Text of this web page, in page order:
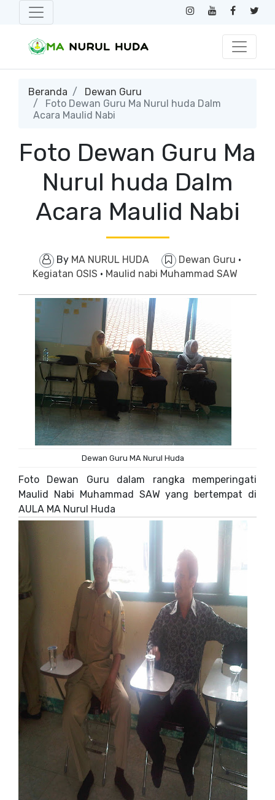
Beranda
Dewan Guru
Foto Dewan Guru Ma Nurul huda Dalm
Acara Maulid Nabi
Foto Dewan Guru Ma
Nurul huda Dalm
Acara Maulid Nabi
By MA NURUL HUDA Dewan Guru ·
Kegiatan OSIS · Maulid nabi Muhammad SAW
Dewan Guru MA Nurul Huda
Foto Dewan Guru dalam rangka memperingati
Maulid Nabi Muhammad SAW yang bertempat di
AULA MA Nurul Huda